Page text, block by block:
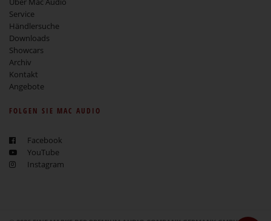
Service
Händlersuche
Downloads
Showcars
Archiv
Kontakt
Angebote
FOLGEN SIE MAC AUDIO
Facebook
YouTube
Instagram